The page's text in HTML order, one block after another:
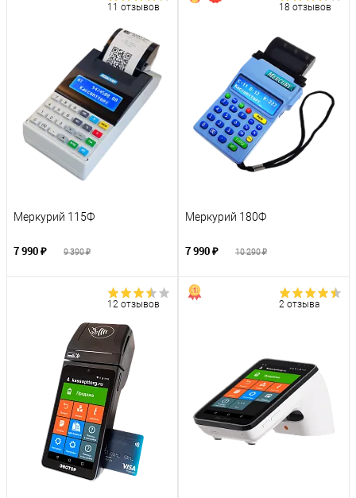
11 отзывов
Меркурий 115Ф
7 990 ₽ 9 390 ₽
18 отзывов
Меркурий 180Ф
7 990 ₽ 10 290 ₽
12 отзывов 2 отзыва